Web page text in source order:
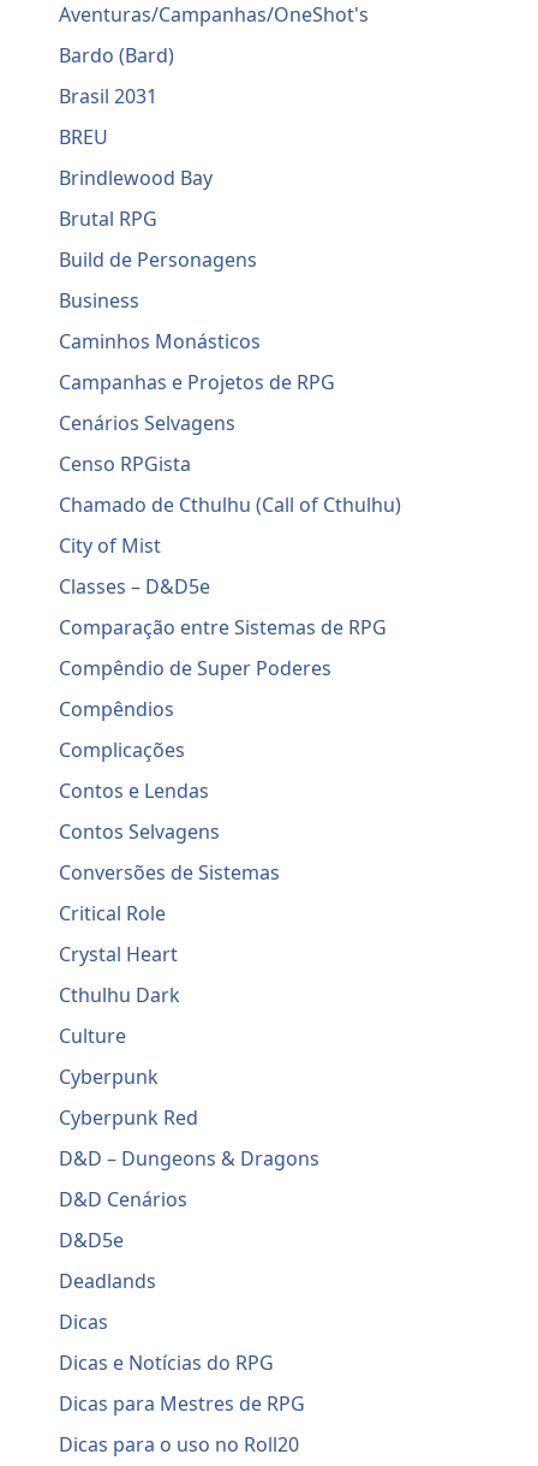
Aventuras/Campanhas/OneShot's
Bardo (Bard)
Brasil 2031
BREU
Brindlewood Bay
Brutal RPG
Build de Personagens
Business
Caminhos Monásticos
Campanhas e Projetos de RPG
Cenários Selvagens
Censo RPGista
Chamado de Cthulhu (Call of Cthulhu)
City of Mist
Classes – D&D5e
Comparação entre Sistemas de RPG
Compêndio de Super Poderes
Compêndios
Complicações
Contos e Lendas
Contos Selvagens
Conversões de Sistemas
Critical Role
Crystal Heart
Cthulhu Dark
Culture
Cyberpunk
Cyberpunk Red
D&D – Dungeons & Dragons
D&D Cenários
D&D5e
Deadlands
Dicas
Dicas e Notícias do RPG
Dicas para Mestres de RPG
Dicas para o uso no Roll20